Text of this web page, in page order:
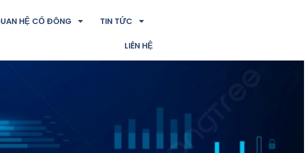
HỆ CỔ ĐÔNG TIN TỨC
LIÊN HỆ